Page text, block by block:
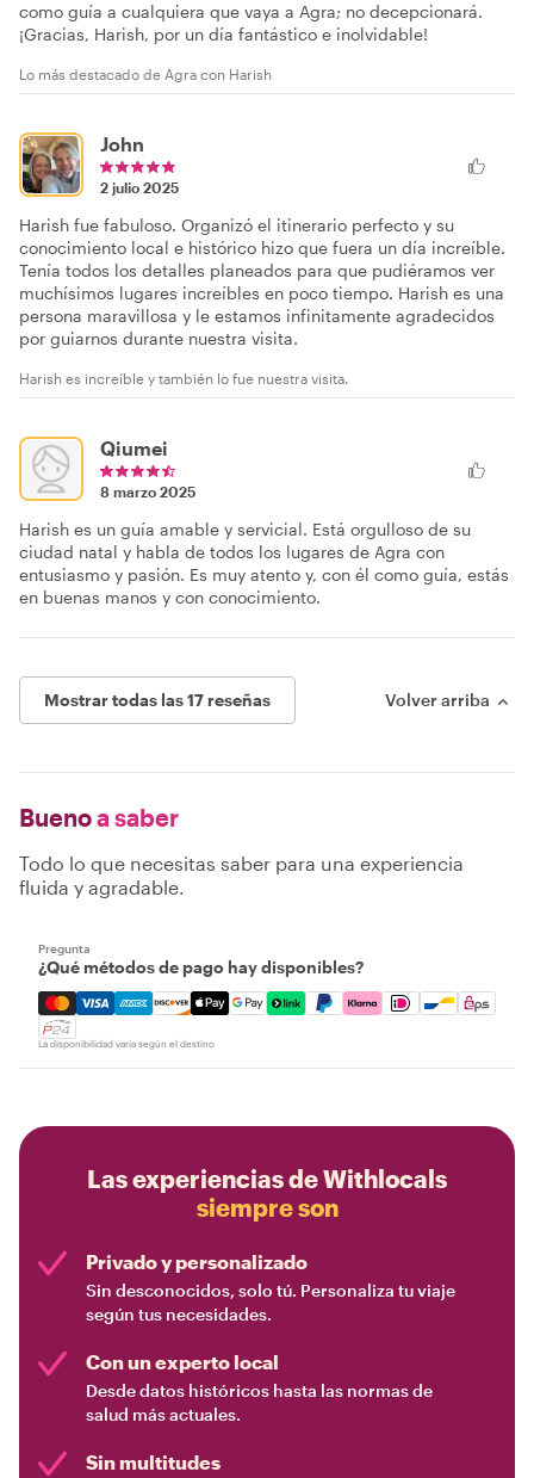
como guía a cualquiera que vaya a Agra; no decepcionará.
¡Gracias, Harish, por un día fantástico e inolvidable!
Lo más destacado de Agra con Harish
John
2 julio 2025
Harish fue fabuloso. Organizó el itinerario perfecto y su
conocimiento local e histórico hizo que fuera un día increíble.
Tenía todos los detalles planeados para que pudiéramos ver
muchísimos lugares increíbles en poco tiempo. Harish es una
persona maravillosa y le estamos infinitamente agradecidos
por guiarnos durante nuestra visita.
Harish es increíble y también lo fue nuestra visita.
Qiumei
8 marzo 2025
Harish es un guía amable y servicial. Está orgulloso de su
ciudad natal y habla de todos los lugares de Agra con
entusiasmo y pasión. Es muy atento y, con él como guía, estás
en buenas manos y con conocimiento.
Mostrar todas las 17 reseñas Volver arriba
Buenoa saber
Todo lo que necesitas saber para una experiencia
fluida y agradable.
Pregunta
¿Qué métodos de pago hay disponibles?
Mastercard, Visa, Amex, Discover, Apple Pay, Google
La disponibilidad varía según el destino
Las experiencias de Withlocals
siempre son
Privado y personalizado
Sin desconocidos, solo tú. Personaliza tu viaje
según tus necesidades.
Con un experto local
Desde datos históricos hasta las normas de
salud más actuales.
Sin multitudes